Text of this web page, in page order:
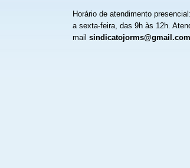
Horário de atendimento
a sexta-feira, das 9h às 12h.
mail